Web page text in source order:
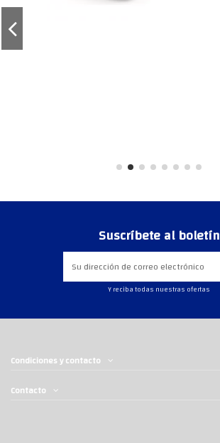
Suscríbete al boletín
Y reciba todas nuestras ofertas
Condiciones y contacto
Contacto